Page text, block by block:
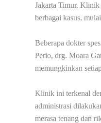
Jakarta Timur. Klinik
berbagai kasus,
Beberapa dokter
Perio, drg. Moara
memungkinkan
Klinik ini terkenal
administrasi
merasa tenang dan